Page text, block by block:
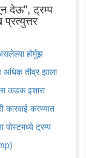
देऊ", ट्रम्प
होर्मुझ
अधिक तीव्र झाला
कडक इशारा
कारवाई करण्यात
ट्रम्प